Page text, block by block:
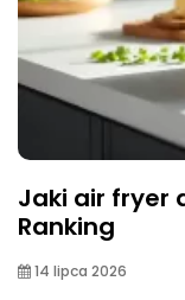
Jaki air fryer
Ranking
14 lipca 2026